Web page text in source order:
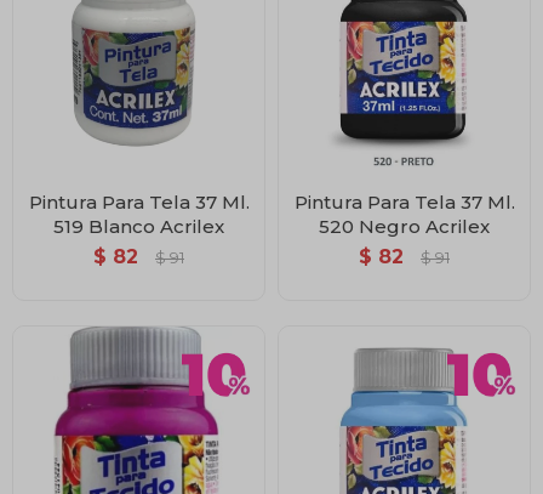
Pintura Para Tela 37 Ml.
519 Blanco Acrilex
$ 82 $ 91
Pintura Para Tela 37 Ml.
520 Negro Acrilex
$ 82 $ 91